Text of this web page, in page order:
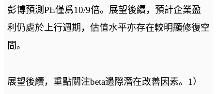
彭博預測PE僅爲10/9倍。展望後續，預計企業盈
利仍處於上行週期，估值水平亦存在較明顯修復空
間。
展望後續，重點關注beta邊際潛在改善因素。1）